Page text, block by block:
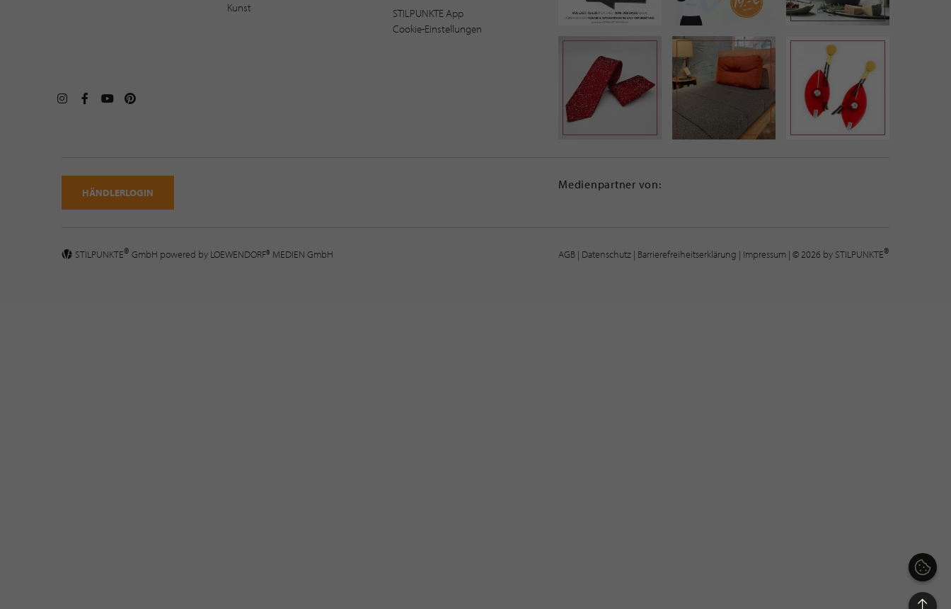
Kunst
STILPUNKTE App
Cookie-Einstellungen
HÄNDLERLOGIN
Medienpartner von:
STILPUNKTE® GmbH powered by LOEWENDORF® MEDIEN GmbH AGB | Datenschutz | Barrierefreiheitserklärung | Impressum | © 2026 by STILPUNKTE®